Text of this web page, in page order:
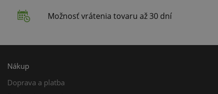
Možnosť vrátenia tovaru až 30 dní
Nákup
Doprava a platba